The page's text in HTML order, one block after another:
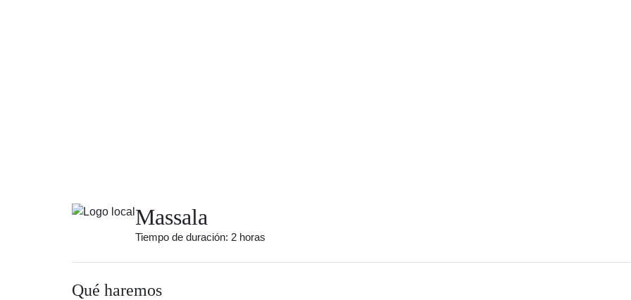
Massala
Tiempo de duración: 2 horas
Qué haremos